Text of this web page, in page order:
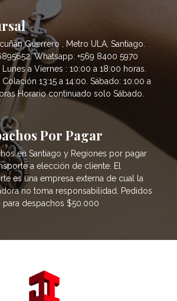
Guerrero , Metro ULA, Santiago.
Whatsapp: +569 8400 5970
Lunes a Viernes : 10:00 a 18:00 horas.
13:15 a 14:00. Sábado: 10:00 a
Horario continuado solo Sábado.
Por Pagar
en Santiago y Regiones por pagar
a elección de cliente. El
es una empresa externa de cual la
no toma responsabilidad. Pedidos
para despachos $50.000